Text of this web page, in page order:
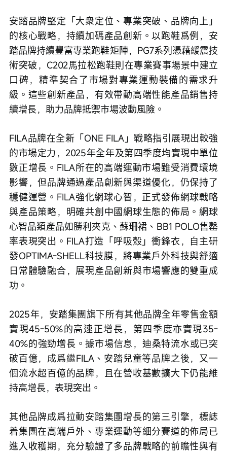
安踏品牌堅定「大衆定位、專業突破、品牌向上」
的核心戰略，持續加碼產品創新。以跑鞋爲例，安
踏品牌持續豐富專業跑鞋矩陣，PG7系列憑藉緩震技
術突破，C202馬拉松跑鞋則在專業賽事場景中建立
口碑，精準契合了市場對專業運動裝備的需求升
級。這些創新產品，有效帶動高端性能產品銷售持
續增長，助力品牌抵禦市場波動風險。
FILA品牌在全新「ONE FILA」戰略指引展現出較強
的市場定力，2025年全年及第四季度均實現中單位
數正增長。FILA所在的高端運動市場雖受消費環境
影響，但品牌通過產品創新與渠道優化，仍保持了
穩健運營。FILA強化網球心智，正式發佈網球戰略
與產品策略，明確共創中國網球生態的佈局。網球
心智品類產品如勝利夾克、蘇珊裙、BB1 POLO售罄
率表現突出。FILA打造「呼吸殼」衝鋒衣，自主研
發OPTIMA-SHELL科技膜，將專業戶外科技與舒適
日常體驗融合，展現產品創新與市場響應的雙重成
功。
2025年，安踏集團旗下所有其他品牌全年零售金額
實現45-50%的高速正增長，第四季度亦實現35-
40%的強勁增長。據市場信息，迪桑特流水或已突
破百億，成爲繼FILA、安踏兒童等品牌之後，又一
個流水超百億的品牌，且在營收基數擴大下仍能維
持高增長，表現突出。
其他品牌成爲拉動安踏集團增長的第三引擎，標誌
着集團在高端戶外、專業運動等細分賽道的佈局已
進入收穫期，充分驗證了多品牌戰略的前瞻性與有